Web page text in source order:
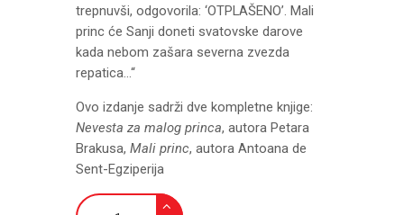
trepnuvši, odgovorila: ‘OTPLAŠENO’. Mali
princ će Sanji doneti svatovske darove
kada nebom zašara severna zvezda
repatica…“
Ovo izdanje sadrži dve kompletne knjige:
Nevesta za malog princa, autora Petara
Brakusa, Mali princ, autora Antoana de
Sent-Egziperija
Nevesta